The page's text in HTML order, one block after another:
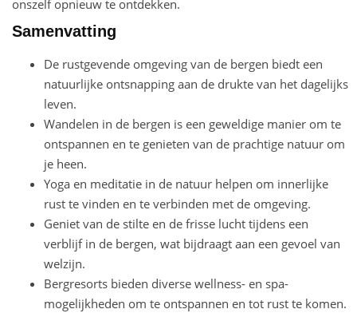
onszelf opnieuw te ontdekken.
Samenvatting
De rustgevende omgeving van de bergen biedt een
natuurlijke ontsnapping aan de drukte van het dagelijks
leven.
Wandelen in de bergen is een geweldige manier om te
ontspannen en te genieten van de prachtige natuur om
je heen.
Yoga en meditatie in de natuur helpen om innerlijke
rust te vinden en te verbinden met de omgeving.
Geniet van de stilte en de frisse lucht tijdens een
verblijf in de bergen, wat bijdraagt aan een gevoel van
welzijn.
Bergresorts bieden diverse wellness- en spa-
mogelijkheden om te ontspannen en tot rust te komen.